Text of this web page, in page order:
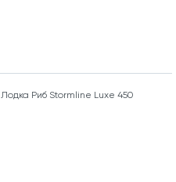
Лодка Риб Stormline Luxe 450